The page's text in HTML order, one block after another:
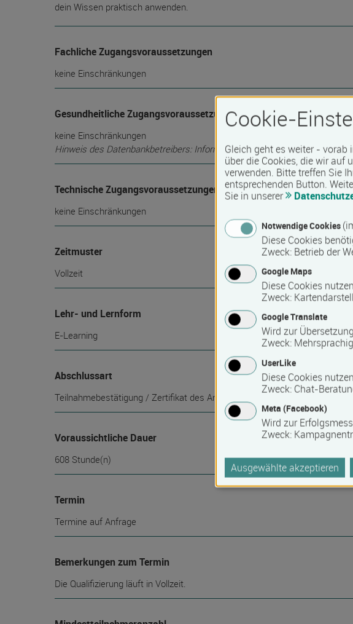
dein Wissen praktisch anwenden.
Fachliche Zugangsvoraussetzungen
keine Einschränkungen
Gesundheitliche Zugangsvoraussetzungen
keine Einschränkungen
Hinweis des Datenbankbetreibers: Informationen über die Barrierefreiheit
Technische Zugangsvoraussetzungen
keine Einschränkungen
Zeitmuster
Vollzeit
Lehr- und Lernform
E-Learning
Abschlussart
Teilnahmebestätigung / Zertifikat des Anbieters
Voraussichtliche Dauer
608 Stunde(n)
Termin
Termine auf Anfrage
Bemerkungen zum Termin
Die Qualifizierung läuft in Vollzeit.
Cookie-
Gleich geht es weiter - vorab
über die Cookies, die wir auf
verwenden. Bitte treffen Sie
entsprechenden Button.
Sie in unserer
Notwendige Cookies
Diese Cookies
Zweck: Betrieb der
Google Maps
Diese Cookies
Zweck:
Google Translate
Wird zur
Zweck:
UserLike
Diese Cookies
Zweck: Chat-
Meta (Facebook)
Wird zur
Zweck:
Ausgewählte akzeptieren